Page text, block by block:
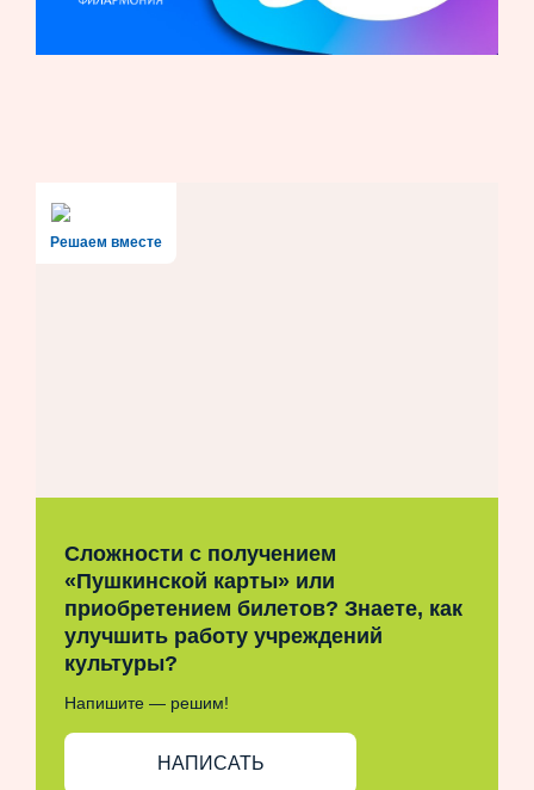
Решаем вместе
Сложности с получением
«Пушкинской карты» или
приобретением билетов? Знаете, как
улучшить работу учреждений
культуры?
Напишите — решим!
НАПИСАТЬ